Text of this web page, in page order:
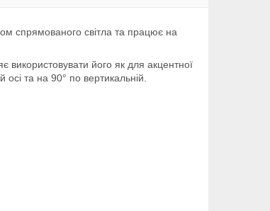
спрямованого світла та працює на
його як для акцентної
осі та на 90° по вертикальній.